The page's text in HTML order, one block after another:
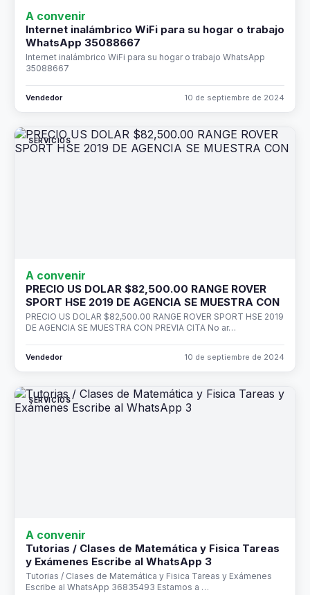
A convenir
Internet inalámbrico WiFi para su hogar o trabajo
WhatsApp 35088667
Internet inalámbrico WiFi para su hogar o trabajo WhatsApp
35088667
Vendedor 10 de septiembre de 2024
SERVICIOS
A convenir
PRECIO US DOLAR $82,500.00 RANGE ROVER
SPORT HSE 2019 DE AGENCIA SE MUESTRA CON
PRECIO US DOLAR $82,500.00 RANGE ROVER SPORT HSE 2019
DE AGENCIA SE MUESTRA CON PREVIA CITA No ar…
Vendedor 10 de septiembre de 2024
SERVICIOS
A convenir
Tutorias / Clases de Matemática y Fisica Tareas
y Exámenes Escribe al WhatsApp 3
Tutorias / Clases de Matemática y Fisica Tareas y Exámenes
Escribe al WhatsApp 36835493 Estamos a …